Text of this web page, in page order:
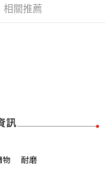
相關推薦